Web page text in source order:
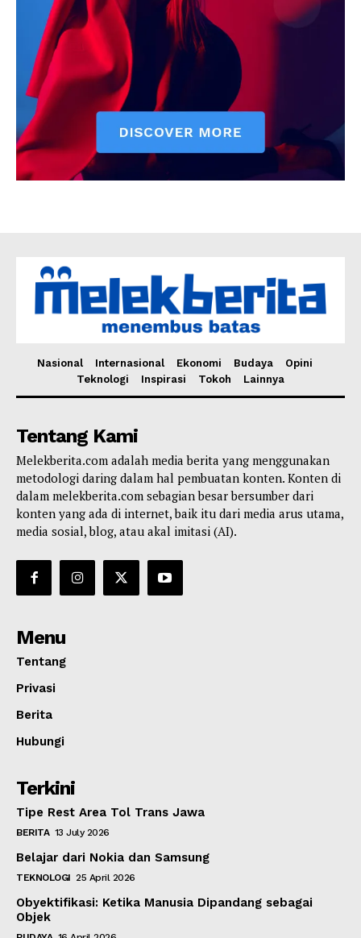
Nasional Internasional Ekonomi Budaya
Opini
Teknologi
Inspirasi Tokoh Lainnya
Tentang Kami
Melekberita.com adalah media berita yang menggunakan
metodologi daring dalam hal pembuatan konten. Konten di
dalam melekberita.com sebagian besar bersumber dari
konten yang ada di internet, baik itu dari media arus utama,
media sosial, blog, atau akal imitasi (AI).
Menu
Tentang
Privasi
Berita
Hubungi
Terkini
Tipe Rest Area Tol Trans Jawa
BERITA 13 July 2026
Belajar dari Nokia dan Samsung
TEKNOLOGI 25 April 2026
Obyektifikasi: Ketika Manusia Dipandang sebagai
Objek